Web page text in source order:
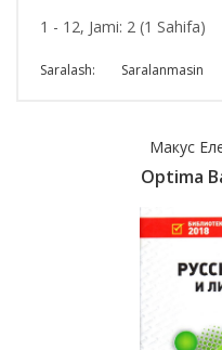
1 - 12, Jami: 2 (1 Sahifa)
Saralash: Saralanmasin
Макус
Optima